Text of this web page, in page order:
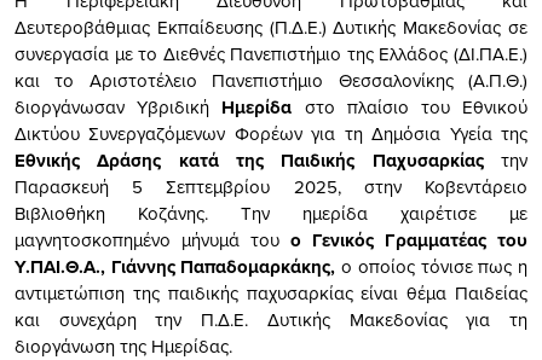
Δευτεροβάθμιας Εκπαίδευσης (Π.Δ.Ε.) Δυτικής Μακεδονίας σε
συνεργασία με το Διεθνές Πανεπιστήμιο της Ελλάδος (ΔΙ.ΠΑ.Ε.)
και το Αριστοτέλειο Πανεπιστήμιο Θεσσαλονίκης (Α.Π.Θ.)
διοργάνωσαν Υβριδική Ημερίδα στο πλαίσιο του Εθνικού
Δικτύου Συνεργαζόμενων Φορέων για τη Δημόσια Υγεία της
Εθνικής Δράσης κατά της Παιδικής Παχυσαρκίας την
Παρασκευή 5 Σεπτεμβρίου 2025, στην Κοβεντάρειο
Βιβλιοθήκη Κοζάνης. Την ημερίδα χαιρέτισε με
μαγνητοσκοπημένο μήνυμά του ο Γενικός Γραμματέας του
Υ.ΠΑΙ.Θ.Α., Γιάννης Παπαδομαρκάκης,ο οποίος τόνισε πως η
αντιμετώπιση της παιδικής παχυσαρκίας είναι θέμα Παιδείας
και συνεχάρη την Π.Δ.Ε. Δυτικής Μακεδονίας για τη
διοργάνωση της Ημερίδας.